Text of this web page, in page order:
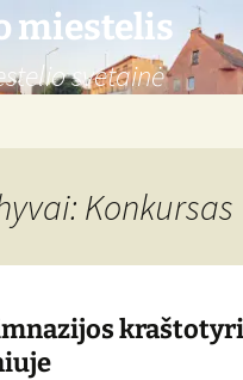
miestelis
svetainė
Konkursas